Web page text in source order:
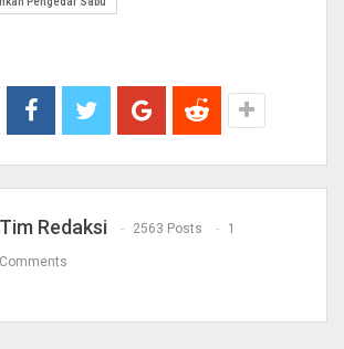
Tim Redaksi 2563 Posts 1
Comments